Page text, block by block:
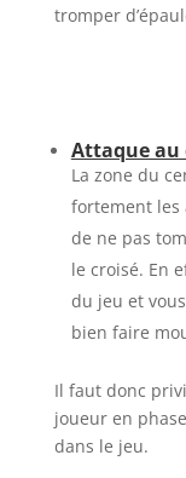
tromper
Attaque au
La zone du
fortement les
de ne pas
le croisé. En
du jeu et
bien faire
Il faut donc
joueur en
dans le jeu.